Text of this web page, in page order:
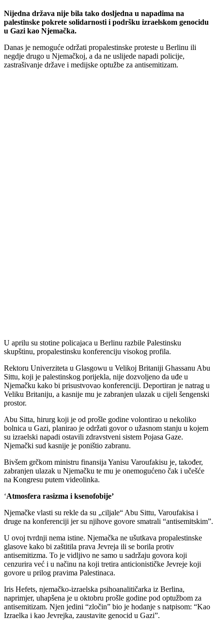
Nijedna država nije bila tako dosljedna u napadima na
palestinske pokrete solidarnosti i podršku izraelskom genocidu
u Gazi kao Njemačka.
Danas je nemoguće održati propalestinske proteste u Berlinu ili
negdje drugo u Njemačkoj, a da ne uslijede napadi policije,
zastrašivanje države i medijske optužbe za antisemitizam.
U aprilu su stotine policajaca u Berlinu razbile Palestinsku
skupštinu, propalestinsku konferenciju visokog profila.
Rektoru Univerziteta u Glasgowu u Velikoj Britaniji Ghassanu Abu
Sittu, koji je palestinskog porijekla, nije dozvoljeno da uđe u
Njemačku kako bi prisustvovao konferenciji. Deportiran je natrag u
Veliku Britaniju, a kasnije mu je zabranjen ulazak u cijeli šengenski
prostor.
Abu Sitta, hirurg koji je od prošle godine volontirao u nekoliko
bolnica u Gazi, planirao je održati govor o užasnom stanju u kojem
su izraelski napadi ostavili zdravstveni sistem Pojasa Gaze.
Njemački sud kasnije je poništio zabranu.
Bivšem grčkom ministru finansija Yanisu Varoufakisu je, također,
zabranjen ulazak u Njemačku te mu je onemogućeno čak i učešće
na Kongresu putem videolinka.
‘Atmosfera rasizma i ksenofobije’
Njemačke vlasti su rekle da su „ciljale“ Abu Sittu, Varoufakisa i
druge na konferenciji jer su njihove govore smatrali “antisemitskim”.
U ovoj tvrdnji nema istine. Njemačka ne ušutkava propalestinske
glasove kako bi zaštitila prava Jevreja ili se borila protiv
antisemitizma. To je vidljivo ne samo u sadržaju govora koji
cenzurira već i u načinu na koji tretira anticionističke Jevreje koji
govore u prilog pravima Palestinaca.
Iris Hefets, njemačko-izraelska psihoanalitičarka iz Berlina,
naprimjer, uhapšena je u oktobru prošle godine pod optužbom za
antisemitizam. Njen jedini “zločin” bio je hodanje s natpisom: “Kao
Izraelka i kao Jevrejka, zaustavite genocid u Gazi”.